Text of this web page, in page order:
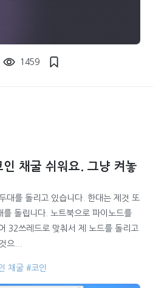
1459
채굴 쉬워요. 그냥 켜놓
대를 돌리고 있습니다. 한대는 제것 또
를 돌립니다. 노트북으로 파이노드를
32쓰레드로 맞춰서 제 노드를 돌리고
으...
채굴 #코인